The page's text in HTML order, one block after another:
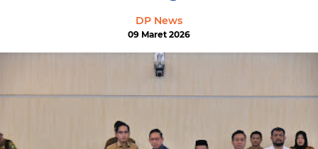
DP News
09 Maret 2026